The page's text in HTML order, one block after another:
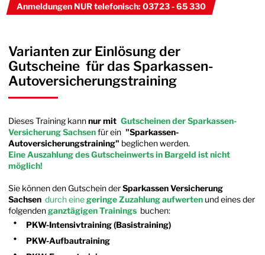
Anmeldungen NUR telefonisch: 03723 - 65 330
Varianten zur Einlösung der
Gutscheine für das Sparkassen-
Autoversicherungstraining
Dieses Training kannnur mit Gutscheinen der Sparkassen-
Versicherung Sachsenfür ein "Sparkassen-
Autoversicherungstraining" beglichen werden.
Eine Auszahlung des Gutscheinwerts in Bargeld ist nicht
möglich!
Sie können den Gutschein derSparkassen Versicherung
Sachsen durch einegeringe Zuzahlung aufwerten und eines der
folgendenganztägigen Trainings buchen:
PKW-Intensivtraining (Basistraining)
PKW-Aufbautraining